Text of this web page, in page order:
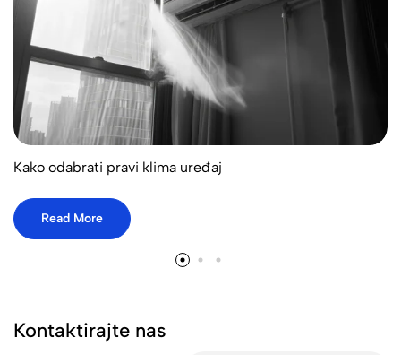
Kako odabrati pravi klima uređaj
Read More
Kontaktirajte nas